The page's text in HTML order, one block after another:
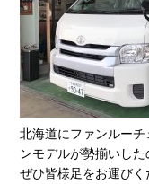
北海道にファンルー
ンモデルが勢揃いした
ぜひ皆様足をお運び